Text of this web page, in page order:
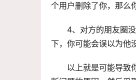
个用户删除了你，那么
4、对方的朋友圈
下，你可能会误以为他
以上就是可能导致